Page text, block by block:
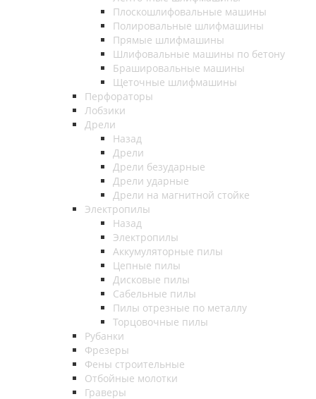
Плоскошлифовальные машины
Полировальные шлифмашины
Прямые шлифмашины
Шлифовальные машины по бетону
Брашировальные машины
Щеточные шлифмашины
Перфораторы
Лобзики
Дрели
Назад
Дрели
Дрели безударные
Дрели ударные
Дрели на магнитной стойке
Электропилы
Назад
Электропилы
Аккумуляторные пилы
Цепные пилы
Дисковые пилы
Сабельные пилы
Пилы отрезные по металлу
Торцовочные пилы
Рубанки
Фрезеры
Фены строительные
Отбойные молотки
Граверы